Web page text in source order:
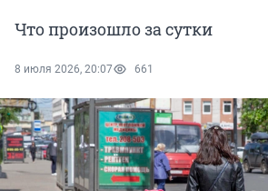
Что произошло за сутки
8 июля 2026, 20:07 661